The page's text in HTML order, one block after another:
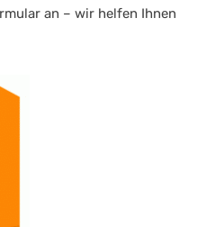
an – wir helfen Ihnen